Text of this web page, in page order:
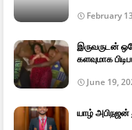
February
இருவருடன்
களவுமாக
June 19,
யாழ் அபிநஜன்